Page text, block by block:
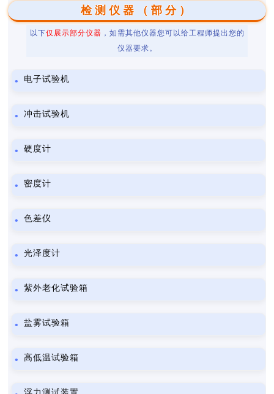
检测仪器（部分）
以下仅展示部分仪器 ，如需其他仪器您可以给工程师提出您的
仪器要求。
电子试验机
冲击试验机
硬度计
密度计
色差仪
光泽度计
紫外老化试验箱
盐雾试验箱
高低温试验箱